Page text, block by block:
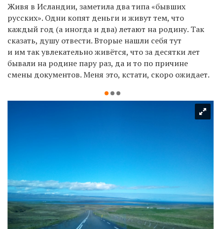
Живя в Исландии, заметила два типа «бывших
русских». Одни копят деньги и живут тем, что
каждый год (а иногда и два) летают на родину. Так
сказать, душу отвести. Вторые нашли себя тут
и им так увлекательно живётся, что за десятки лет
бывали на родине пару раз, да и то по причине
смены документов. Меня это, кстати, скоро ожидает.